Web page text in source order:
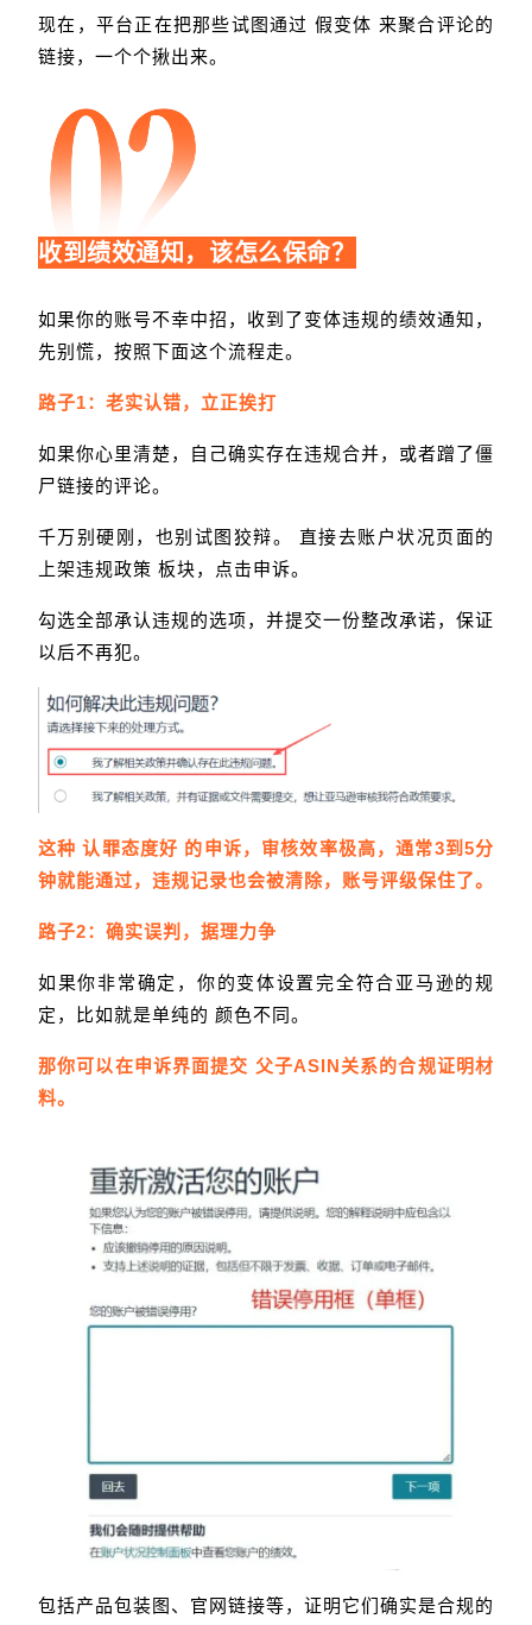
现在，平台正在把那些试图通过 假变体 来聚合评论的
链接，一个个揪出来。
收到绩效通知，该怎么保命？
如果你的账号不幸中招，收到了变体违规的绩效通知，
先别慌，按照下面这个流程走。
路子1：老实认错，立正挨打
如果你心里清楚，自己确实存在违规合并，或者蹭了僵
尸链接的评论。
千万别硬刚，也别试图狡辩。 直接去账户状况页面的
上架违规政策 板块，点击申诉。
勾选全部承认违规的选项，并提交一份整改承诺，保证
以后不再犯。
这种 认罪态度好 的申诉，审核效率极高，通常3到5分
钟就能通过，违规记录也会被清除，账号评级保住了。
路子2：确实误判，据理力争
如果你非常确定，你的变体设置完全符合亚马逊的规
定，比如就是单纯的 颜色不同。
那你可以在申诉界面提交 父子ASIN关系的合规证明材
料。
包括产品包装图、官网链接等，证明它们确实是合规的